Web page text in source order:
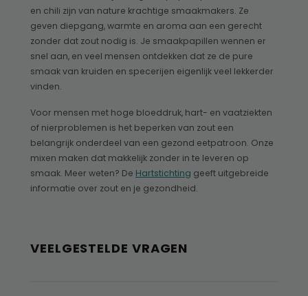
en chili zijn van nature krachtige smaakmakers. Ze
geven diepgang, warmte en aroma aan een gerecht
zonder dat zout nodig is. Je smaakpapillen wennen er
snel aan, en veel mensen ontdekken dat ze de pure
smaak van kruiden en specerijen eigenlijk veel lekkerder
vinden.
Voor mensen met hoge bloeddruk, hart- en vaatziekten
of nierproblemen is het beperken van zout een
belangrijk onderdeel van een gezond eetpatroon. Onze
mixen maken dat makkelijk zonder in te leveren op
smaak. Meer weten? De Hartstichting geeft uitgebreide
informatie over zout en je gezondheid.
VEELGESTELDE VRAGEN